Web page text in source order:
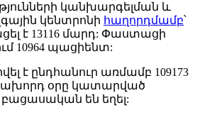
կանխարգելման և
կենտրոնի հաղորդմամբ՝
է 13116 մարդ: Փաստացի
10964 պացիենտ:
է ընդհանուր առմամբ 109173
օրը կատարված
բացասական են եղել: